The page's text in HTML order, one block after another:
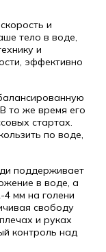
и
тело в воде,
и
эффективно
то же время его
стартах.
по воде,
поддерживает
в воде, а
мм на голени
свободу
и руках
контроль над